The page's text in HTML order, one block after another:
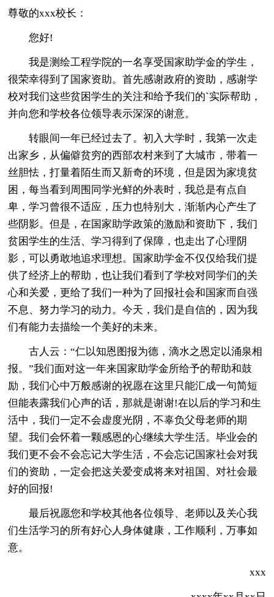
尊敬的xxx校长：
您好!
我是测绘工程学院的一名享受国家助学金的学生，
很荣幸得到了国家资助。首先感谢政府的资助，感谢学
校对我们这些贫困学生的关注和给予我们的`实际帮助，
并向您和学校各位领导表示深深的谢意。
转眼间一年已经过去了。初入大学时，我第一次走
出家乡，从偏僻贫穷的西部农村来到了大城市，带着一
丝胆怯，打量着陌生而又新奇的环境，但是因为家境贫
困，每当看到周围同学光鲜的外表时，我总是有点自
卑，学习曾很不适应，压力也特别大，渐渐内心产生了
些阴影。但是，在国家助学政策的激励和资助下，我们
贫困学生的生活、学习得到了保障，也走出了心理阴
影，可以勇敢地追求理想。国家助学金不仅仅给我们提
供了经济上的帮助，也让我们看到了学校对同学们的关
心和关爱，更给了我们一种为了回报社会和国家而自强
不息、努力学习的动力。今天，我们是自信的，因为我
们有能力去描绘一个美好的未来。
古人云：“仁以知恩图报为德，滴水之恩定以涌泉相
报。”我们面对这一年来国家助学金所给予的帮助和鼓
励，我们心中万般感谢的祝愿在这里只能汇成一句简短
但能表露我们心声的话，那就是谢谢!在以后的学习和生
活中，我们一定不会虚度光阴，不辜负父母老师的期
望。我们会怀着一颗感恩的心继续大学生活。毕业会的
我们更不会不会忘记大学生活，不会忘记国家社会对我
们的资助，一定会把这关爱变成将来对祖国、对社会最
好的回报!
最后祝愿您和学校其他各位领导、老师以及关心我
们生活学习的所有好心人身体健康，工作顺利，万事如
意。
xxx